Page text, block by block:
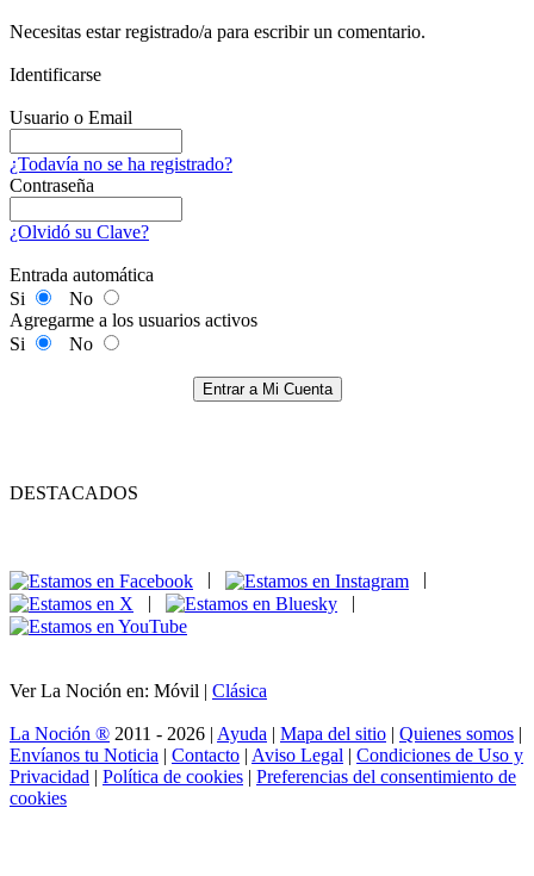
Necesitas estar registrado/a para escribir un comentario.
Identificarse
Usuario o Email
¿Todavía no se ha registrado?
Contraseña
¿Olvidó su Clave?
Entrada automática
Si
No
Agregarme a los usuarios activos
Si
No
Entrar a Mi Cuenta
DESTACADOS
|
|
Ver La Noción en: Móvil | Clásica
La Noción ® 2011 - 2026 | Ayuda | Mapa del sitio | Quienes somos |
Envíanos tu Noticia | Contacto | Aviso Legal | Condiciones de Uso y
Privacidad | Política de cookies | Preferencias del consentimiento de
cookies